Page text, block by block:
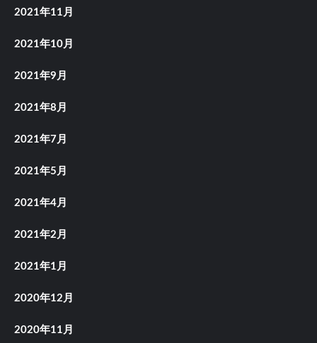
2021年11月
2021年10月
2021年9月
2021年8月
2021年7月
2021年5月
2021年4月
2021年2月
2021年1月
2020年12月
2020年11月